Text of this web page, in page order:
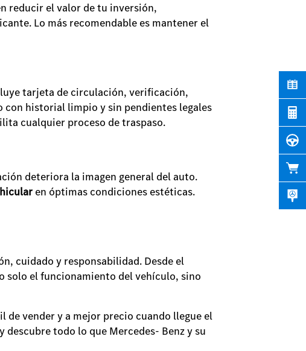
reducir el valor de tu inversión,
Lo más recomendable es mantener el
tarjeta de circulación, verificación,
con historial limpio y sin pendientes legales
cualquier proceso de traspaso.
deteriora la imagen general del auto.
en óptimas condiciones estéticas.
cuidado y responsabilidad. Desde el
solo el funcionamiento del vehículo, sino
de vender y a mejor precio cuando llegue el
descubre todo lo que Mercedes- Benz y su